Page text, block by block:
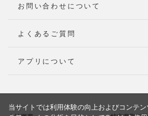
お問い合わせについて
よくあるご質問
アプリについて
当サイトでは利用体験の向上およびコンテ